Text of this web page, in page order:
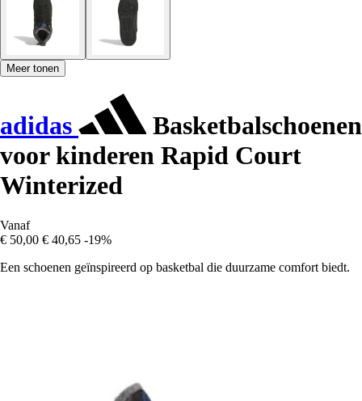
Meer tonen
adidas
Basketbalschoenen
voor kinderen Rapid Court
Winterized
Vanaf
€ 50,00 € 40,65 -19%
Een schoenen geïnspireerd op basketbal die duurzame comfort biedt.